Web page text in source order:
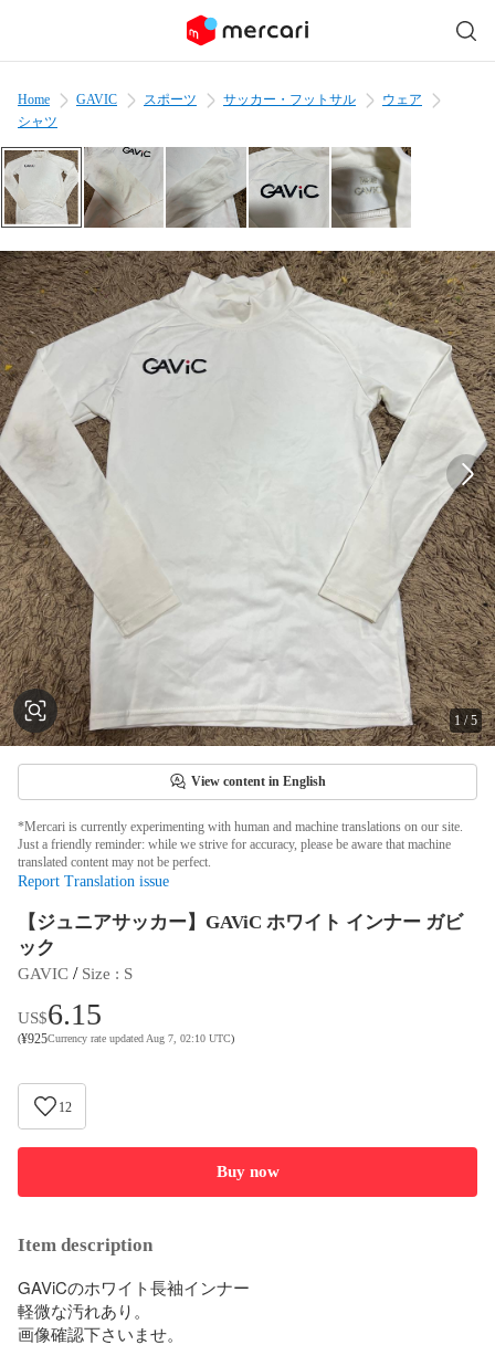
Home GAVIC スポーツ サッカー・フットサル
ウェア
シャツ
1/5
View content in English
*Mercari is currently experimenting with human and machine translations on our site.
Just a friendly reminder: while we strive for accuracy, please be aware that machine
translated content may not be perfect.
Report Translation issue
【ジュニアサッカー】GAViC ホワイト インナー ガビ
ック
GAVIC / Size : S
US$6.15
(¥925Currency rate updated Aug 7, 02:10 UTC)
12
Buy now
Item description
GAViCのホワイト長袖インナー
軽微な汚れあり。
画像確認下さいませ。